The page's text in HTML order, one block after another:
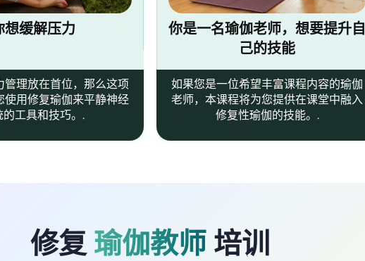
想缓解压力
管理放在首位，那么这项
使用修复瑜伽来平静神经
的工具和技巧。.
你是一名瑜伽老师，想要提升自
己的技能
如果您是一位希望丰富课程内容的瑜伽
老师，本课程将为您提供在课堂中融入
修复性瑜伽的技能。.
修复 瑜伽教师 培训